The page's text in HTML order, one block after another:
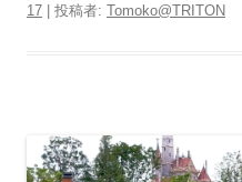
17 | 投稿者: Tomoko@TRITON